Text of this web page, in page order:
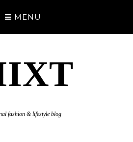
MENU
fashion & lifestyle blog